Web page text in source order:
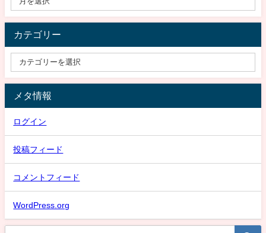
カテゴリー
メタ情報
ログイン
投稿フィード
コメントフィード
WordPress.org